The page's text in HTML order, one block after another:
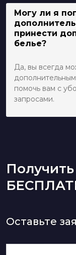
Могу ли я
принести
белье?
Да, вы всегда
помочь вам с
запросами.
Оставьте